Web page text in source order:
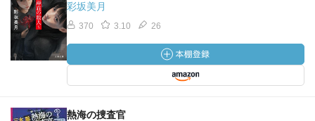
彩坂美月
370 3.10 26
熱海の捜査官